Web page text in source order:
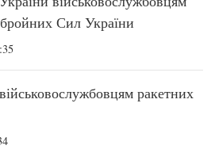
Сил України
ракетних